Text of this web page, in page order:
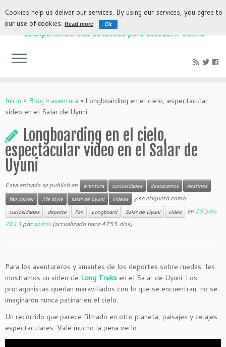
La experiencia más auténtica para descubrir Bolivia
Inicio » Blog » aventura » Longboarding en el cielo, espectacular
video en el Salar de Uyuni
Longboarding en el cielo,
espectacular video en el Salar de
Uyuni
Esta entrada se publicó en aventura curiosidades destacamos
destinos
fan corner
life style salar de uyuni videos y se etiquetó como
curiosidades deporte Fan Longboard Salar de Uyuni video en 29 julio,
2013 porandrix(actualizado hace 4755 dias)
Para los aventureros y amantes de los deportes sobre ruedas, les
mostramos un video de Long Treks en el Salar de Uyuni. Los
protagonistas quedan maravillados con lo que se encuentran, no se
imaginaron nunca patinar en el cielo.
Un recorrido que parece filmado en otro planeta, paisajes y celajes
espectaculares. Vale mucho la pena verlo.
Cookies help us deliver our services. By using our services, you agree to
our use of cookies.Read more Ok